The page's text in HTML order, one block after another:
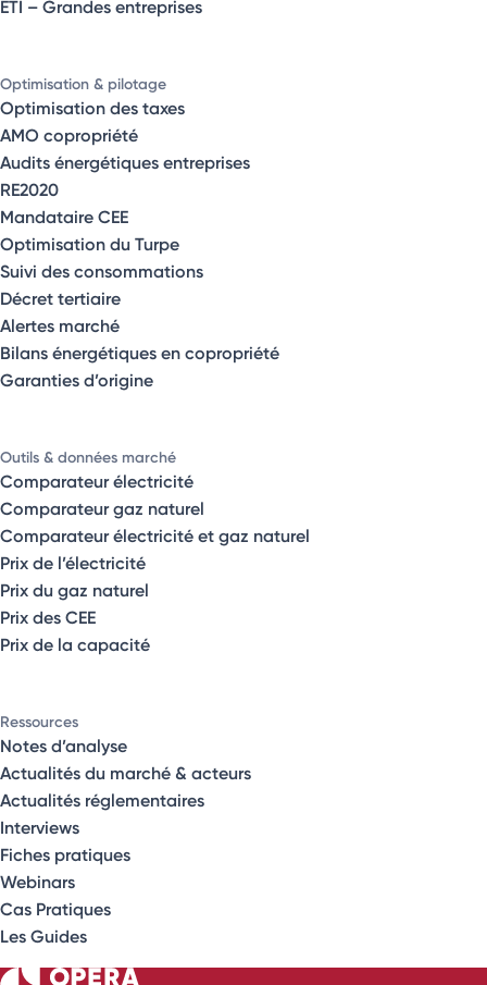
ETI – Grandes entreprises
Optimisation & pilotage
Optimisation des taxes
AMO copropriété
Audits énergétiques entreprises
RE2020
Mandataire CEE
Optimisation du Turpe
Suivi des consommations
Décret tertiaire
Alertes marché
Bilans énergétiques en copropriété
Garanties d’origine
Outils & données marché
Comparateur électricité
Comparateur gaz naturel
Comparateur électricité et gaz naturel
Prix de l’électricité
Prix du gaz naturel
Prix des CEE
Prix de la capacité
Ressources
Notes d’analyse
Actualités du marché & acteurs
Actualités réglementaires
Interviews
Fiches pratiques
Webinars
Cas Pratiques
Les Guides